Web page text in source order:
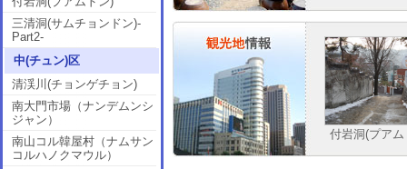
三清洞(サムチョンドン)-
Part2-
中(チュン)区
清渓川(チョンゲチョン)
南大門市場（ナンデムンシ
ジャン）
南山コル韓屋村（ナムサン
コルハノクマウル）
付岩洞(プアム